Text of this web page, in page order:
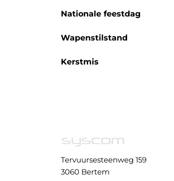
Nationale feestdag
Wapenstilstand
Kerstmis
Tervuursesteenweg 159
3060 Bertem